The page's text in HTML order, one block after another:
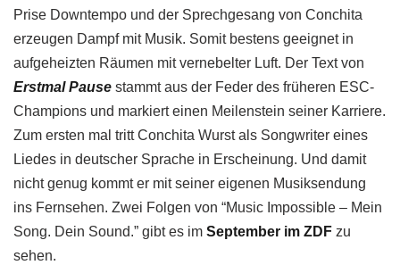
Prise Downtempo und der Sprechgesang von Conchita
erzeugen Dampf mit Musik. Somit bestens geeignet in
aufgeheizten Räumen mit vernebelter Luft. Der Text von
Erstmal Pause stammt aus der Feder des früheren ESC-
Champions und markiert einen Meilenstein seiner Karriere.
Zum ersten mal tritt Conchita Wurst als Songwriter eines
Liedes in deutscher Sprache in Erscheinung. Und damit
nicht genug kommt er mit seiner eigenen Musiksendung
ins Fernsehen. Zwei Folgen von “Music Impossible – Mein
Song. Dein Sound.” gibt es im September im ZDF zu
sehen.